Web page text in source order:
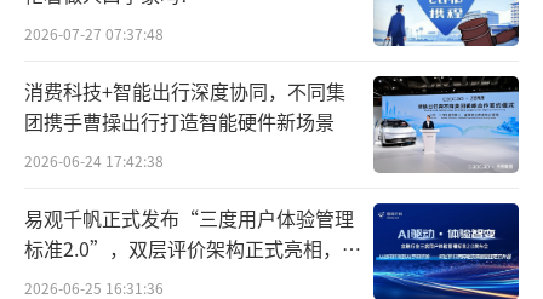
2026-07-27 07:37:48
消费科技+智能出行深度协同，不同集
团携手曹操出行打造智能硬件新场景
2026-06-24 17:42:38
易观千帆正式发布“三度用户体验管理
标准2.0”，双层评价架构正式亮相，两
款专家智能体同步首发
2026-06-25 16:31:36